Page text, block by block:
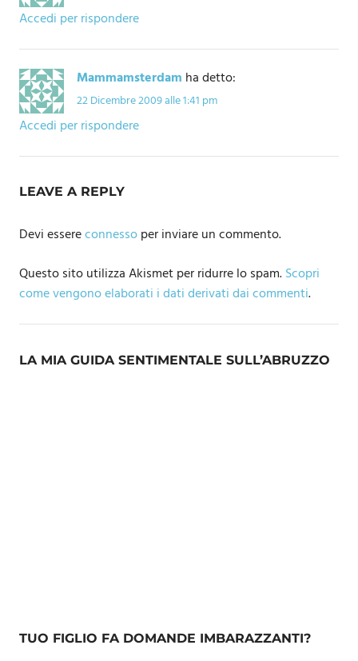
Accedi per rispondere
Mammamsterdam ha detto:
22 Dicembre 2009 alle 1:41 pm
Accedi per rispondere
LEAVE A REPLY
Devi essereconnessoper inviare un commento.
Questo sito utilizza Akismet per ridurre lo spam.Scopri
come vengono elaborati i dati derivati dai commenti.
LA MIA GUIDA SENTIMENTALE SULL’ABRUZZO
TUO FIGLIO FA DOMANDE IMBARAZZANTI?